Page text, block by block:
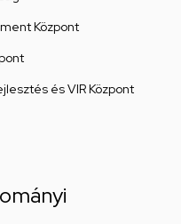
Központ
és VIR Központ